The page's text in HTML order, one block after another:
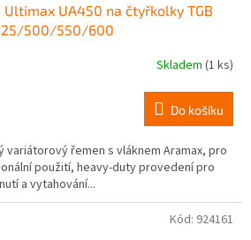
UA450 na čtyřkolky TGB
500/550/600
Skladem (1 ks)
Do košíku
variátorový řemen s vláknem Aramax, pro
použití, heavy-duty provedení pro
a vytahování...
Kód: 924161